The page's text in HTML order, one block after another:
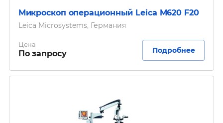
Микроскоп операционный Leica M620 F20
Leica Microsystems, Германия
Цена
По запросу Подробнее